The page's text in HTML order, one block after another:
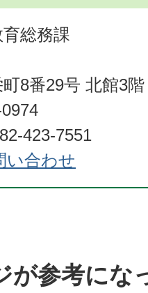
総務課
8番29号 北館3階
423-7551
い合わせ
が参考にな